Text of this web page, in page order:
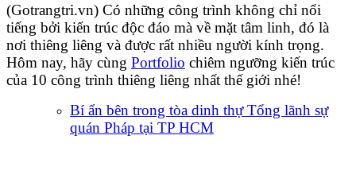
(Gotrangtri.vn) Có những công trình không chỉ nổi
tiếng bởi kiến trúc độc đáo mà về mặt tâm linh, đó là
nơi thiêng liêng và được rất nhiều người kính trọng.
Hôm nay, hãy cùng Portfolio chiêm ngưỡng kiến trúc
của 10 công trình thiêng liêng nhất thế giới nhé!
Bí ẩn bên trong tòa dinh thự Tổng lãnh sự
quán Pháp tại TP HCM